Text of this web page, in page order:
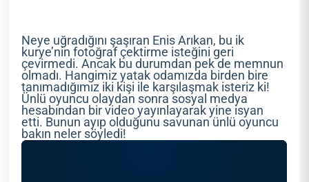
Neye uğradığını şaşıran Enis Arıkan, bu ik
kurye’nin fotoğraf çektirme isteğini geri
çevirmedi. Ancak bu durumdan pek de memnun
olmadı. Hangimiz yatak odamızda birden bire
tanımadığımız iki kişi ile karşılaşmak isteriz ki!
Ünlü oyuncu olaydan sonra sosyal medya
hesabından bir video yayınlayarak yine isyan
etti. Bunun ayıp olduğunu savunan ünlü oyuncu
bakın neler söyledi!